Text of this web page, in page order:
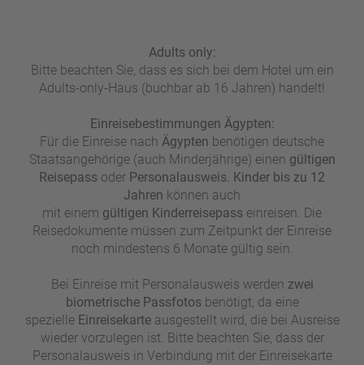
Adults only:
Bitte beachten Sie, dass es sich bei dem Hotel um ein
Adults-only-Haus (buchbar ab 16 Jahren) handelt!
Einreisebestimmungen Ägypten:
Für die Einreise nach Ägypten benötigen deutsche
Staatsangehörige (auch Minderjährige) einen gültigen
Reisepass oder Personalausweis. Kinder bis zu 12
Jahren können auch
mit einem gültigen Kinderreisepass einreisen. Die
Reisedokumente müssen zum Zeitpunkt der Einreise
noch mindestens 6 Monate gültig sein.
Bei Einreise mit Personalausweis werden zwei
biometrische Passfotos benötigt, da eine
spezielle Einreisekarteausgestellt wird, die bei Ausreise
wieder vorzulegen ist. Bitte beachten Sie, dass der
Personalausweis in Verbindung mit der Einreisekarte